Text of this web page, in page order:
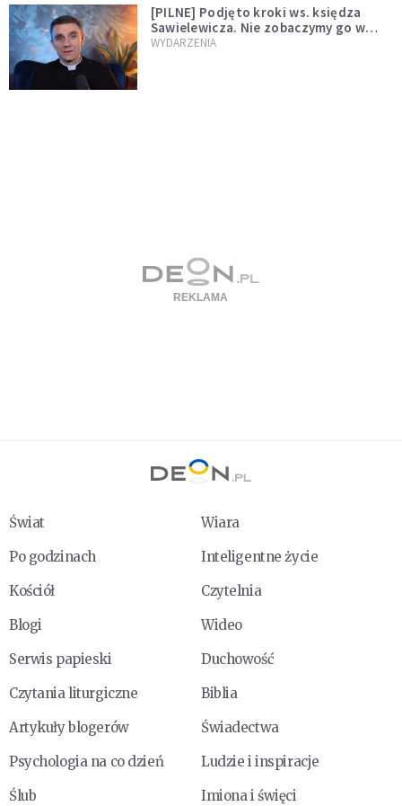
[PILNE] Podjęto kroki ws. księdza
Sawielewicza. Nie zobaczymy go w
mediach
WYDARZENIA
Świat
Wiara
Po godzinach
Inteligentne życie
Kościół
Czytelnia
Blogi
Wideo
Serwis papieski
Duchowość
Czytania liturgiczne
Biblia
Artykuły blogerów
Świadectwa
Psychologia na co dzień
Ludzie i inspiracje
Ślub
Imiona i święci